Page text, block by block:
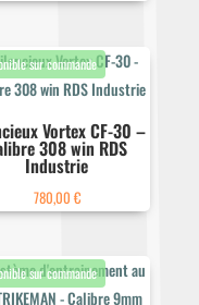
Vortex CF-30 –
308 win RDS
Industrie
780,00 €